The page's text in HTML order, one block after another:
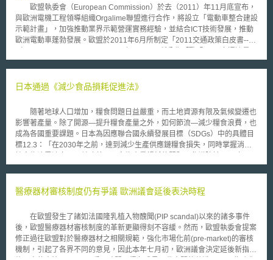
歐盟執委會（European Commission）於去（2011）年11月底宣布，
與歐洲電機工程領導組織Orgalime聯盟進行合作，將設立「電動車整合建設
示範計畫」，加強推動業界示範營運實務經驗，並結合ICT技術發展，推動
歐洲電動車蓬勃發展。歐盟於2011年6月所制定「2011交通政策白皮書--
（Transport 2050）」規劃政策均係將「電動車產業」視為推動歐盟交通運
方案（Energy Efficiency Plan 2011）」，明訂運輸專章，宣示將落實推動
動車推動策略，係定位為結合ICT技術與交通工具之重要實踐。由歐盟執委
會所支持成立的歐洲綠色車輛促進組織--「ICT4FEV」，其於2010年12月
所公布「ICT for the Fully Electric Vehicle」及所2009年10月所制訂
「European Roadmap Electrification of Road Transport」，宣示電動車之
推動，對於節約能源與氣候保護的關鍵影響因素，並且規劃於科技領域各項
儲能系統、運輸技術、車輛整合、安全、電網整合運輸系統整合等。
修工作。
日本通過《減少食品損耗促進法》
隨著地球人口增加，糧食問題日益嚴重，而土地資源有限及氣候變遷也
影響著產量。除了開源—提升糧食產量之外，如何節流—減少糧食浪費，也
成為各國重要課題。日本為因應聯合國永續發展目標（SDGs）中的具體目
標12.3：「在2030年之前，達到減少生產供應鏈糧食損失，同時掌握消費
24日表決通過由跨黨派議員聯盟提出的《減少食品損耗促進法》（食品ロス
3R（Reduce, Reuse, Recycle）為目的之《食品循環利用法》（食品リサ
規，實施食品廢棄物減量時，也應考量本法之目的和內容，適當地推行措
施。 《減少食品損耗促進法》將「減少食品損耗」定義為：「防止仍
能食用的食品不被廢棄之社會性措施。」並定義「食品」 係除《醫藥品、
醫療機器等法》第2條第1項所稱之「藥品」、同條第2項所稱之「醫藥部外
品」及同條第9項所稱之「再生醫療等製品」以外之飲品及食物。 依
醫療器材審核制度仍有爭議 歐洲議會延後表決時程
在歐盟發生了諸如法國隆乳植入物醜聞(PIP scandal)以來的諸多事件
後，歐盟醫療器材審核制度的革新更顯得刻不容緩。然而，歐盟執委會提案
修正過往歐盟對於醫療器材之相關規範，強化市場化前(pre-market)的審核
機制，引起了各界不同的意見，因此本年七月初，歐洲議會決定延後新指令